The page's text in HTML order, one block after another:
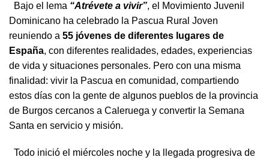
Bajo el lema “Atrévete a vivir”, el Movimiento Juvenil
Dominicano ha celebrado la Pascua Rural Joven
reuniendo a 55 jóvenes de diferentes lugares de
España, con diferentes realidades, edades, experiencias
de vida y situaciones personales. Pero con una misma
finalidad: vivir la Pascua en comunidad, compartiendo
estos días con la gente de algunos pueblos de la provincia
de Burgos cercanos a Caleruega y convertir la Semana
Santa en servicio y misión.
Todo inició el miércoles noche y la llegada progresiva de